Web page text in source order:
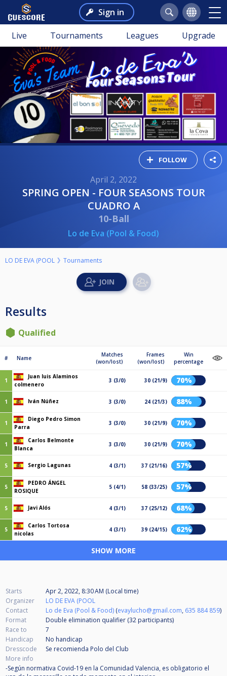
Sign in
Live Tournaments Leagues Upgrade
FOLLOW
April 2, 2022
SPRING OPEN - FOUR SEASONS TOUR
CUADRO A
10-Ball
Lo de Eva (Pool & Food)
LO DE EVA (POOL Tournaments
Results
Qualified
# Name
Matches
(won/lost)
Frames
(won/lost)
Win
percentage
1
Juan luis Alaminos
colmenero
3 (3/0) 30 (21/9) 70%
1 Iván Núñez 3 (3/0) 24 (21/3) 88%
1
Diego Pedro Simon
Parra
3 (3/0) 30 (21/9) 70%
1
Carlos Belmonte
Blanca
3 (3/0) 30 (21/9) 70%
5 Sergio Lagunas 4 (3/1) 37 (21/16) 57%
5
PEDRO ÁNGEL
ROSIQUE
5 (4/1) 58 (33/25) 57%
5 Javi Alós 4 (3/1) 37 (25/12) 68%
5
Carlos Tortosa
nicolas
4 (3/1) 39 (24/15) 62%
SHOW MORE
Starts
Apr 2, 2022, 8:30 AM (Local time)
Organizer
LO DE EVA (POOL
Contact
Lo de Eva (Pool & Food) (evaylucho@gmail.com, 635 884 859)
Format
Double elimination qualifier (32 participants)
Race to
7
Handicap
No handicap
Dresscode
Se recomienda Polo del Club
More info
-Según normativa Covid-19 en la Comunidad Valencia, es obligatorio el